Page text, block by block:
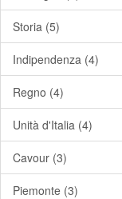
Storia (5)
Indipendenza (4)
Regno (4)
Unità d'Italia (4)
Cavour (3)
Piemonte (3)